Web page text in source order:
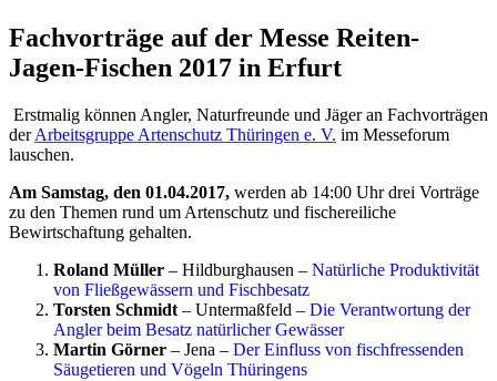
Fachvorträge auf der Messe Reiten-
Jagen-Fischen 2017 in Erfurt
Erstmalig können Angler, Naturfreunde und Jäger an Fachvorträgen
derArbeitsgruppe Artenschutz Thüringen e. V. im Messeforum
lauschen.
Am Samstag, den 01.04.2017, werden ab 14:00 Uhr drei Vorträge
zu den Themen rund um Artenschutz und fischereiliche
Bewirtschaftung gehalten.
Roland Müller – Hildburghausen – Natürliche Produktivität
von Fließgewässern und Fischbesatz
Torsten Schmidt – Untermaßfeld – Die Verantwortung der
Angler beim Besatz natürlicher Gewässer
Martin Görner – Jena – Der Einfluss von fischfressenden
Säugetieren und Vögeln Thüringens